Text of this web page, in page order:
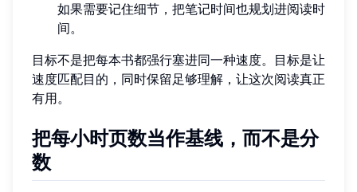
如果需要记住细节，把笔记时间也规划进阅读时
间。
目标不是把每本书都强行塞进同一种速度。目标是让
速度匹配目的，同时保留足够理解，让这次阅读真正
有用。
把每小时页数当作基线，而不是分
数